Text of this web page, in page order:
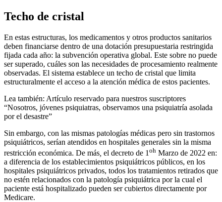
Techo de cristal
En estas estructuras, los medicamentos y otros productos sanitarios
deben financiarse dentro de una dotación presupuestaria restringida
fijada cada año: la subvención operativa global. Este sobre no puede
ser superado, cuáles son las necesidades de procesamiento realmente
observadas. El sistema establece un techo de cristal que limita
estructuralmente el acceso a la atención médica de estos pacientes.
Lea también: Artículo reservado para nuestros suscriptores
“Nosotros, jóvenes psiquiatras, observamos una psiquiatría asolada
por el desastre”
Sin embargo, con las mismas patologías médicas pero sin trastornos
psiquiátricos, serían atendidos en hospitales generales sin la misma
restricción económica. De más el decreto de 1 oh Marzo de 2022 en:
a diferencia de los establecimientos psiquiátricos públicos, en los
hospitales psiquiátricos privados, todos los tratamientos retirados que
no estén relacionados con la patología psiquiátrica por la cual el
paciente está hospitalizado pueden ser cubiertos directamente por
Medicare.